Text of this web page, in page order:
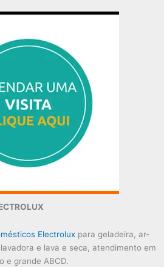
Electrolux para geladeira, ar-
e lava e seca, atendimento em
e grande ABCD.